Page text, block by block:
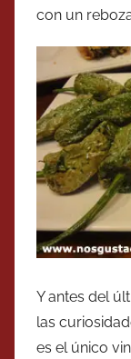
con un
Y antes del
las
es el único